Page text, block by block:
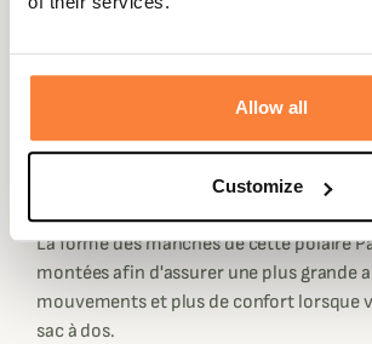
Allow all
Customize
anti boulochage pour une plus grande
Cette veste chaude dévoile une coupe
à l'abrasion en nylon. Ces détails se
au niveau du col, des poignets, de
poches latérales zippées ainsi que de la
La forme des manches de cette polaire
montées afin d'assurer une plus grande
mouvements et plus de confort lorsque
sac à dos.